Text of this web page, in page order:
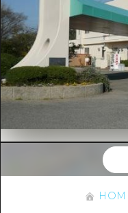
คำแน
ศิลปะ
งานอี
อาหา
การปั่
ช้อปปิ้ง
กีฬา
สถาน
รายกา
คู่มือ
ฮิโรชิ
บริเว
อากิ
บิงโก
จุดหมาย
รายกา
บริเวณ
บิงโก
บิโฮคุ
เกโฮคุ
อีเว้นท์
ข้อมูลต
ข้อมูลที่เ
รายกา
เข้าถึง